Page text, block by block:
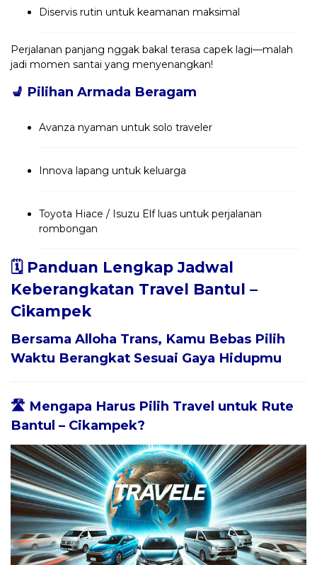
Diservis rutin untuk keamanan maksimal
Perjalanan panjang nggak bakal terasa capek lagi—malah
jadi momen santai yang menyenangkan!
💺 Pilihan Armada Beragam
Avanza nyaman untuk solo traveler
Innova lapang untuk keluarga
Toyota Hiace / Isuzu Elf luas untuk perjalanan
rombongan
🗓️ Panduan Lengkap Jadwal
Keberangkatan Travel Bantul –
Cikampek
Bersama Alloha Trans, Kamu Bebas Pilih
Waktu Berangkat Sesuai Gaya Hidupmu
🛣️ Mengapa Harus Pilih Travel untuk Rute
Bantul – Cikampek?